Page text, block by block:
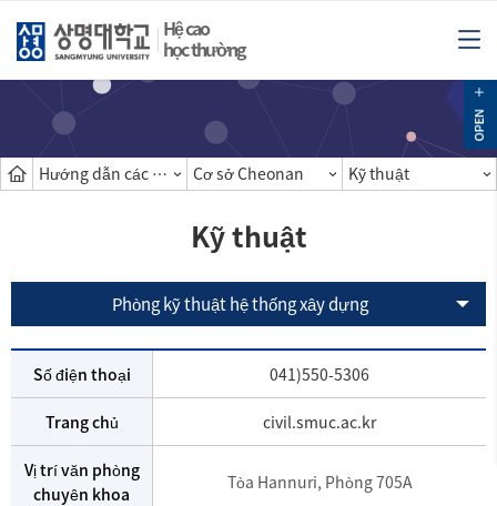
Hệ cao
học thường
Hướng dẫn các khoa Cơ sở Cheonan Kỹ thuật
Kỹ thuật
Phòng kỹ thuật hệ thống xây dựng
Số điện thoại 041)550-5306
Trang chủ civil.smuc.ac.kr
Vị trí văn phòng
chuyên khoa
Tòa Hannuri, Phòng 705A